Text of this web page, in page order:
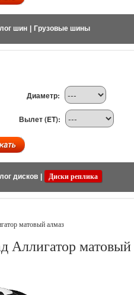
шин Грузовые шины
Диаметр:
Вылет (ET):
дисков Диски реплика
матовый алмаз
Аллигатор матовый